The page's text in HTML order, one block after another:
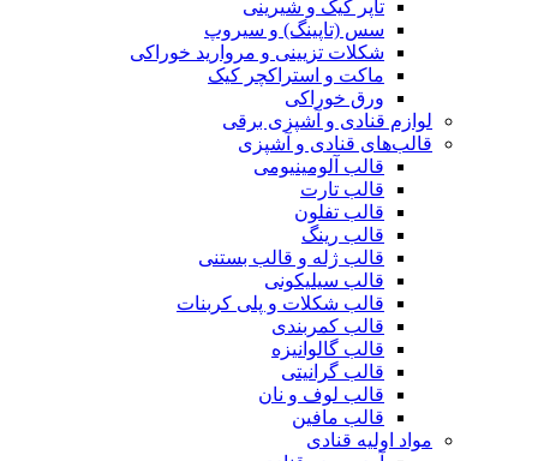
تاپر کیک و شیرینی
سس (تاپینگ) و سیروپ
شکلات تزیینی و مروارید خوراکی
ماکت و استراکچر کیک
ورق خوراکی
لوازم قنادی و آشپزی برقی
قالب‌های قنادی و آشپزی
قالب آلومینیومی
قالب تارت
قالب تفلون
قالب رینگ
قالب ژله و قالب بستنی
قالب سیلیکونی
قالب شکلات و پلی کربنات
قالب کمربندی
قالب گالوانیزه
قالب گرانیتی
قالب لوف و نان
قالب مافین
مواد اولیه قنادی